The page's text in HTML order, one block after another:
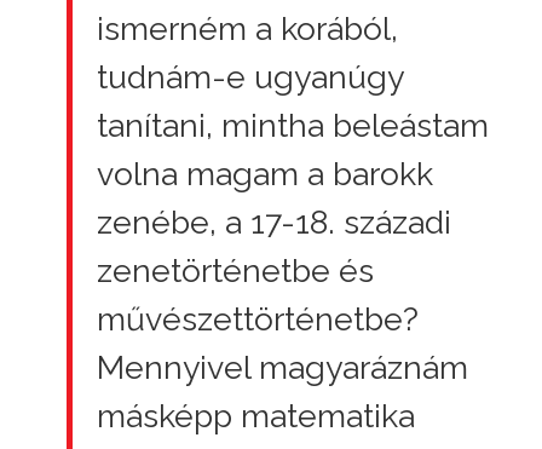
ismerném a korából,
tudnám-e ugyanúgy
tanítani, mintha beleástam
volna magam a barokk
zenébe, a 17-18. századi
zenetörténetbe és
művészettörténetbe?
Mennyivel magyaráznám
másképp matematika